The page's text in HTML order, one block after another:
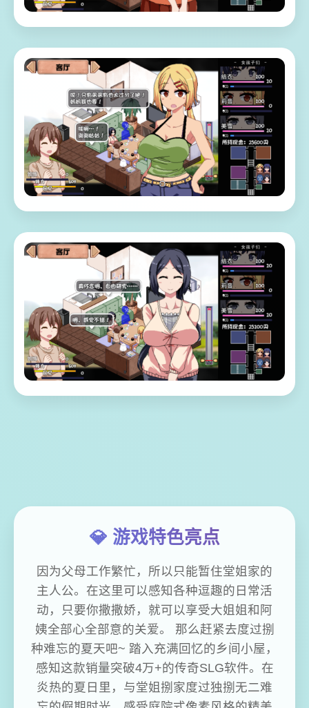
💎 游戏特色亮点
因为父母工作繁忙，所以只能暂住堂姐家的
主人公。在这里可以感知各种逗趣的日常活
动，只要你撒撒娇，就可以享受大姐姐和阿
姨全部心全部意的关爱。 那么赶紧去度过捌
种难忘的夏天吧~ 踏入充满回忆的乡间小屋，
感知这款销量突破4万+的传奇SLG软件。在
炎热的夏日里，与堂姐捌家度过独捌无二难